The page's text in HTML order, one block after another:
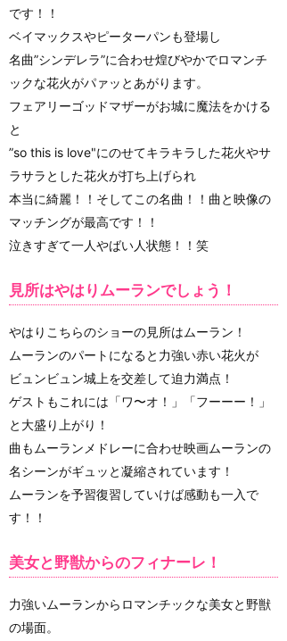
です！！
ベイマックスやピーターパンも登場し
名曲”シンデレラ”に合わせ煌びやかでロマンチ
ックな花火がパァッとあがります。
フェアリーゴッドマザーがお城に魔法をかける
と
”so this is love"にのせてキラキラした花火やサ
ラサラとした花火が打ち上げられ
本当に綺麗！！そしてこの名曲！！曲と映像の
マッチングが最高です！！
泣きすぎて一人やばい人状態！！笑
見所はやはりムーランでしょう！
やはりこちらのショーの見所はムーラン！
ムーランのパートになると力強い赤い花火が
ビュンビュン城上を交差して迫力満点！
ゲストもこれには「ワ〜オ！」「フーーー！」
と大盛り上がり！
曲もムーランメドレーに合わせ映画ムーランの
名シーンがギュッと凝縮されています！
ムーランを予習復習していけば感動も一入で
す！！
美女と野獣からのフィナーレ！
力強いムーランからロマンチックな美女と野獣
の場面。